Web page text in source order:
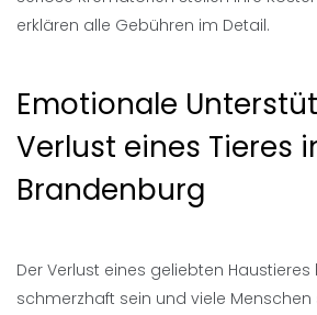
erklären alle Gebühren im Detail.
Emotionale
Verlust eines Tieres
Brandenburg
Der Verlust eines geliebten Haustieres
schmerzhaft sein und viele